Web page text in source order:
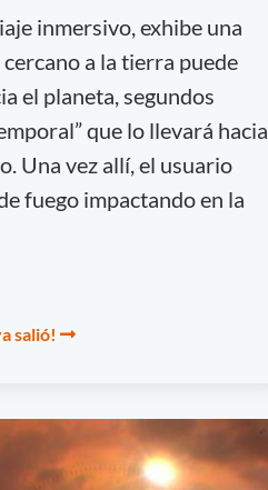
inmersivo, exhibe una
a la tierra puede
el planeta, segundos
que lo llevará hacia
Una vez allí, el usuario
fuego impactando en la
salió!